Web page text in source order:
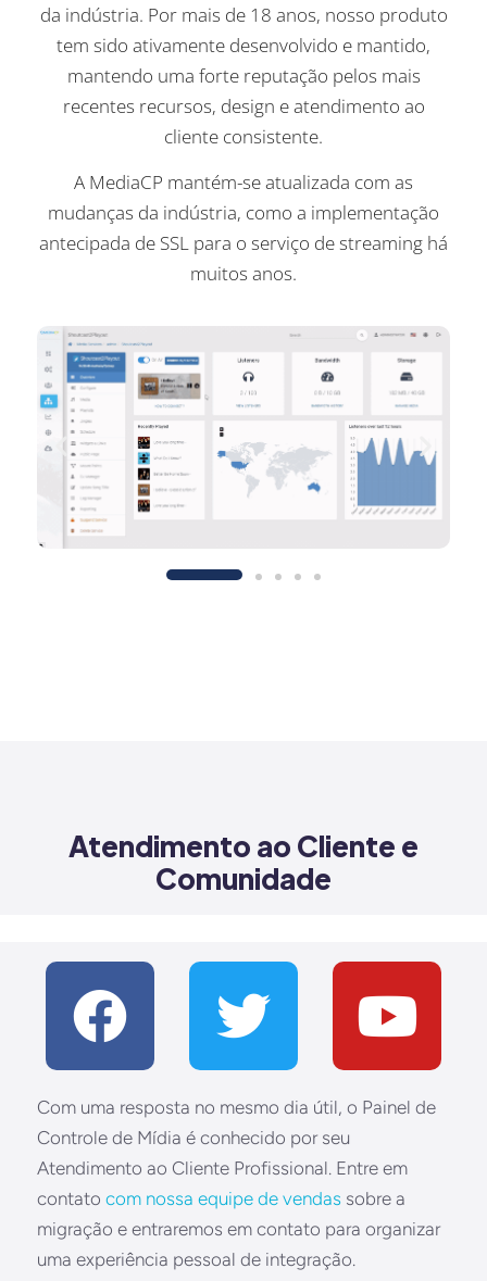
da indústria. Por mais de 18 anos, nosso produto
tem sido ativamente desenvolvido e mantido,
mantendo uma forte reputação pelos mais
recentes recursos, design e atendimento ao
cliente consistente.
A MediaCP mantém-se atualizada com as
mudanças da indústria, como a implementação
antecipada de SSL para o serviço de streaming há
muitos anos.
Atendimento ao Cliente e
Comunidade
Com uma resposta no mesmo dia útil, o Painel de
Controle de Mídia é conhecido por seu
Atendimento ao Cliente Profissional. Entre em
contato com nossa equipe de vendas sobre a
migração e entraremos em contato para organizar
uma experiência pessoal de integração.